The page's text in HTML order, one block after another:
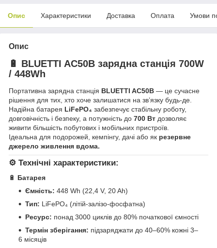
Опис Характеристики Доставка Оплата Умови
Опис
🔋 BLUETTI AC50B зарядна станція 700W
/ 448Wh
Портативна зарядна станція BLUETTI AC50B — це сучасне
рішення для тих, хто хоче залишатися на зв’язку будь-де.
Надійна батарея LiFePO₄ забезпечує стабільну роботу,
довговічність і безпеку, а потужність до 700 Вт дозволяє
живити більшість побутових і мобільних пристроїв.
Ідеальна для подорожей, кемпінгу, дачі або як резервне
джерело живлення вдома.
⚙️ Технічні характеристики:
🔋 Батарея
Ємність: 448 Wh (22,4 V, 20 Ah)
Тип: LiFePO₄ (літій-залізо-фосфатна)
Ресурс: понад 3000 циклів до 80% початкової ємності
Термін зберігання: підзаряджати до 40–60% кожні 3–
6 місяців